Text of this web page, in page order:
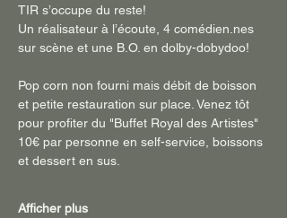
TIR s’occupe du reste!
Un réalisateur à l’écoute, 4 comédien.nes
sur scène et une B.O. en dolby-dobydoo!
Pop corn non fourni mais débit de boisson
et petite restauration sur place. Venez tôt
pour profiter du "Buffet Royal des Artistes"
10€ par personne en self-service, boissons
et dessert en sus.
Afficher plus